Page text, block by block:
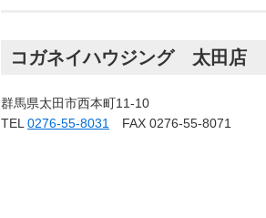
コガネイハウジング 太田店
群馬県太田市西本町11-10
TEL 0276-55-8031 FAX 0276-55-8071